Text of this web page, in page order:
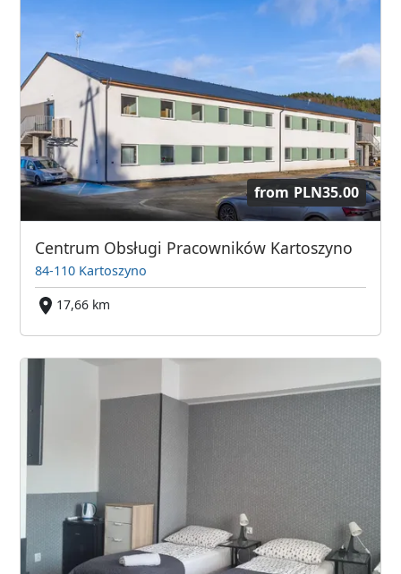
from PLN35.00
Centrum Obsługi Pracowników Kartoszyno
84-110 Kartoszyno
17,66 km